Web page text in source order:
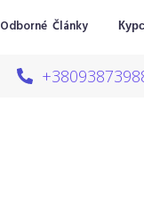
Odborné Články